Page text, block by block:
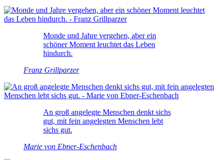
Monde und Jahre vergehen, aber ein
schöner Moment leuchtet das Leben
hindurch.
Franz Grillparzer
An groß angelegte Menschen denkt sichs
gut, mit fein angelegten Menschen lebt
sichs gut.
Marie von Ebner-Eschenbach